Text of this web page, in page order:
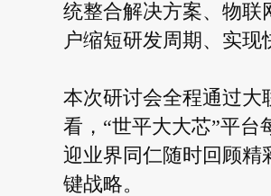
统整合解决方案、物联
户缩短研发周期、实现
本次研讨会全程通过大
看，“世平大大芯”平
迎业界同仁随时回顾精
键战略。